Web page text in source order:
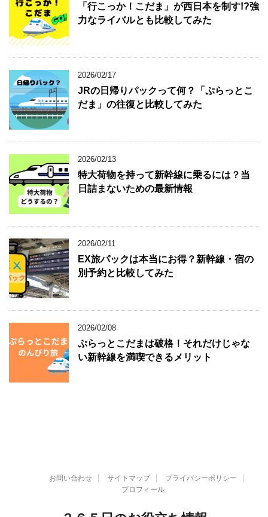
「行こっか！こだま」が西日本を制す!?強
力なライバルとも比較してみた
2026/02/17
JRの日帰りパックって何？「ぷらっとこ
だま」の往復と比較してみた
2026/02/13
特大荷物を持って新幹線に乗るには？当
日詰まないための最新情報
2026/02/11
EX旅パックは本当にお得？新幹線・宿の
別予約と比較してみた
2026/02/08
ぷらっとこだまは破格！それだけじゃな
い新幹線を満喫できるメリット
お問い合わせ サイトマップ
プライバシーポリシー
プロフィール